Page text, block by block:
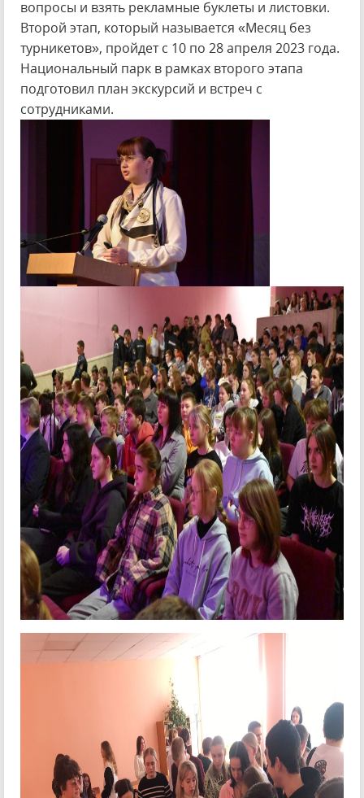
вопросы и взять рекламные буклеты и листовки.
Второй этап, который называется «Месяц без
турникетов», пройдет с 10 по 28 апреля 2023 года.
Национальный парк в рамках второго этапа
подготовил план экскурсий и встреч с
сотрудниками.